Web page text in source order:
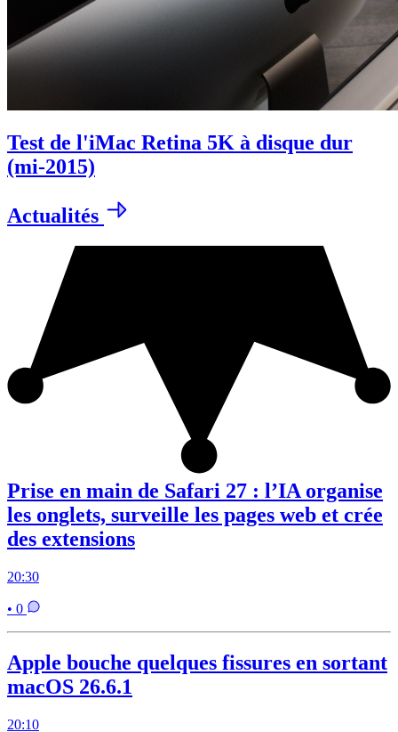
Test de l'iMac Retina 5K à disque dur
(mi-2015)
Actualités
Prise en main de Safari 27 : l’IA organise
les onglets, surveille les pages web et crée
des extensions
20:30
• 0
Apple bouche quelques fissures en sortant
macOS 26.6.1
20:10